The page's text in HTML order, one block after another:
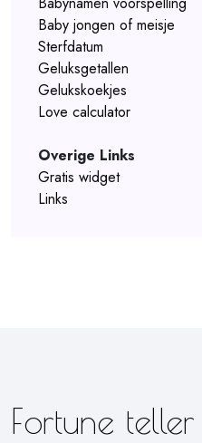
Baby jongen of meisje
Sterfdatum
Geluksgetallen
Gelukskoekjes
Love calculator
Overige Links
Gratis widget
Links
Fortune